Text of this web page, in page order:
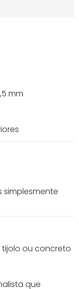
mm
simplesmente
ou concreto
que